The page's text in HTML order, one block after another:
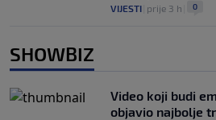
VIJESTI prije 3 h 0
SHOWBIZ
Video koji budi
objavio najbolje